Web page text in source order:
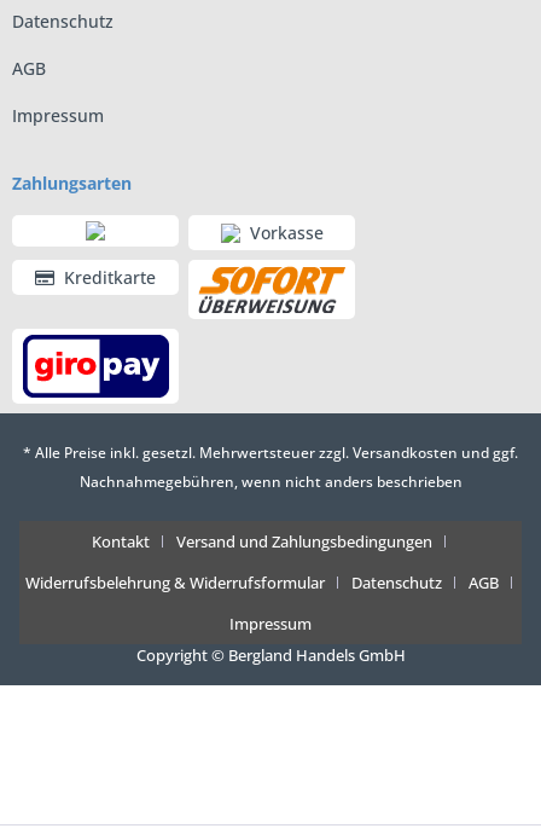
Datenschutz
AGB
Impressum
Zahlungsarten
Vorkasse
Kreditkarte
* Alle Preise inkl. gesetzl. Mehrwertsteuer zzgl.Versandkosten und ggf.
Nachnahmegebühren, wenn nicht anders beschrieben
Kontakt
Versand und Zahlungsbedingungen
Widerrufsbelehrung & Widerrufsformular
Datenschutz
AGB
Impressum
Copyright © Bergland Handels GmbH